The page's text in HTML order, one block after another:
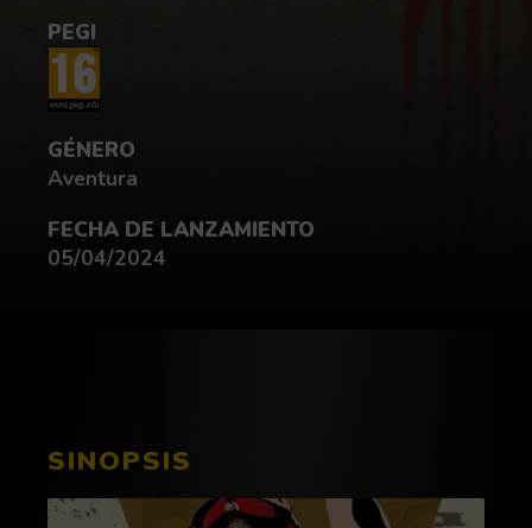
PEGI
GÉNERO
Aventura
FECHA DE LANZAMIENTO
05/04/2024
SINOPSIS